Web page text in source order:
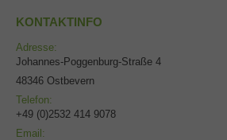
KONTAKTINFO
Adresse:
Johannes-Poggenburg-Straße 4
48346 Ostbevern
Telefon:
+49 (0)2532 414 9078
Email: